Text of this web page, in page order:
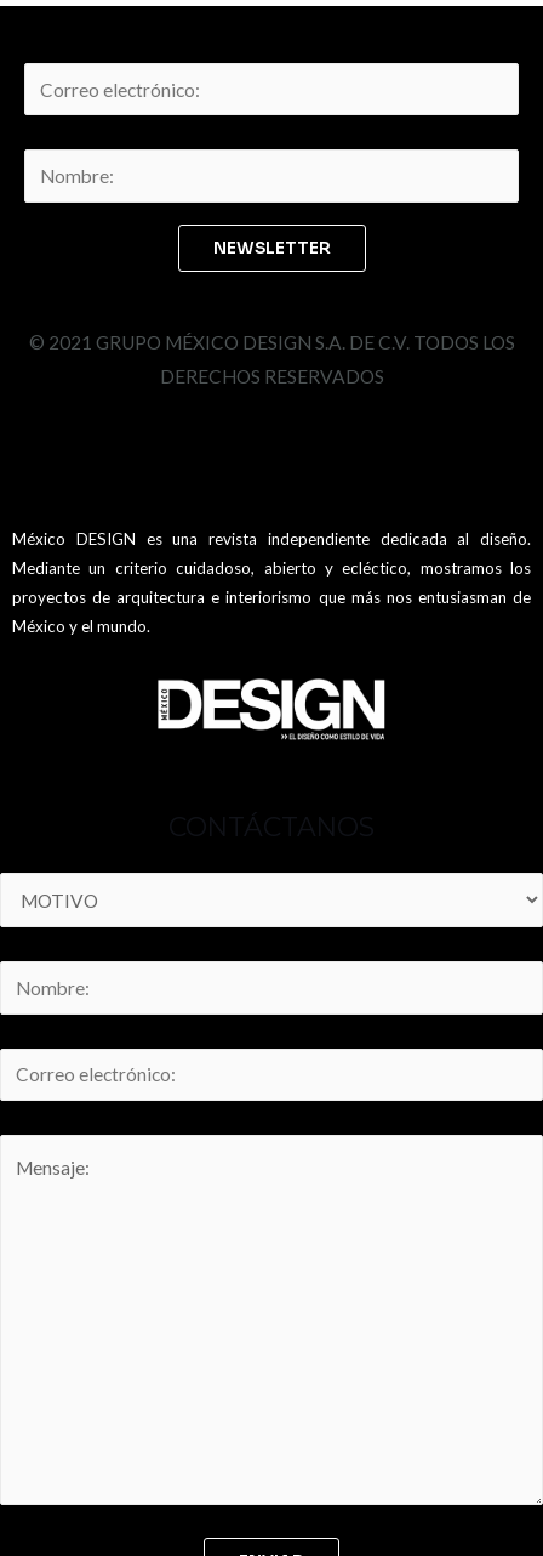
© 2021 GRUPO MÉXICO DESIGN S.A. DE C.V. TODOS LOS
DERECHOS RESERVADOS
México DESIGN es una revista independiente dedicada al diseño.
Mediante un criterio cuidadoso, abierto y ecléctico, mostramos los
proyectos de arquitectura e interiorismo que más nos entusiasman de
México y el mundo.
CONTÁCTANOS